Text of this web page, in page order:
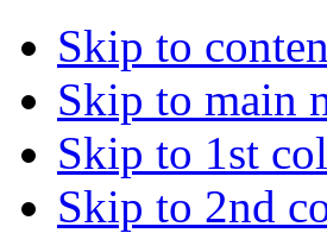
Skip to
Skip to main
Skip to 1st
Skip to 2nd